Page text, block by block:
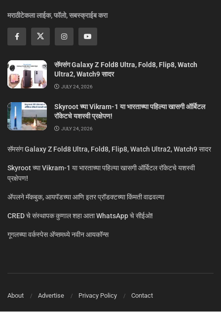
मराठीटेकला लाईक, फॉलो, सबस्क्राईब करा
सॅमसंग Galaxy Z Fold8 Ultra, Fold8, Flip8, Watch
Ultra2, Watch9 सादर
JULY 24, 2026
Skyroot च्या Vikram-1 या भारताच्या पहिल्या खासगी ऑर्बिटल
रॉकेटचे यशस्वी प्रक्षेपण!
JULY 24, 2026
सॅमसंग Galaxy Z Fold8 Ultra, Fold8, Flip8, Watch Ultra2, Watch9 सादर
Skyroot च्या Vikram-1 या भारताच्या पहिल्या खासगी ऑर्बिटल रॉकेटचे यशस्वी
प्रक्षेपण!
ॲपलने मॅकबुक, आयपॅडच्या आणि इतर प्रॉडक्टच्या किंमती वाढवल्या
CRED चे संस्थापक कुणाल शहा आता WhatsApp चे सीईओ!
गूगलच्या वर्कस्पेस अ‍ॅप्समध्ये नवीन आयकॉन्स
About Advertise Privacy Policy Contact